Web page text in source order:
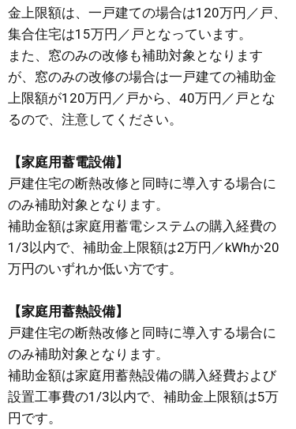
金上限額は、一戸建ての場合は120万円／戸、
集合住宅は15万円／戸となっています。
また、窓のみの改修も補助対象となります
が、窓のみの改修の場合は一戸建ての補助金
上限額が120万円／戸から、40万円／戸とな
るので、注意してください。
【家庭用蓄電設備】
戸建住宅の断熱改修と同時に導入する場合に
のみ補助対象となります。
補助金額は家庭用蓄電システムの購入経費の
1/3以内で、補助金上限額は2万円／kWhか20
万円のいずれか低い方です。
【家庭用蓄熱設備】
戸建住宅の断熱改修と同時に導入する場合に
のみ補助対象となります。
補助金額は家庭用蓄熱設備の購入経費および
設置工事費の1/3以内で、補助金上限額は5万
円です。